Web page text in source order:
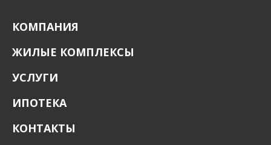
КОМПАНИЯ
ЖИЛЫЕ КОМПЛЕКСЫ
УСЛУГИ
ИПОТЕКА
КОНТАКТЫ